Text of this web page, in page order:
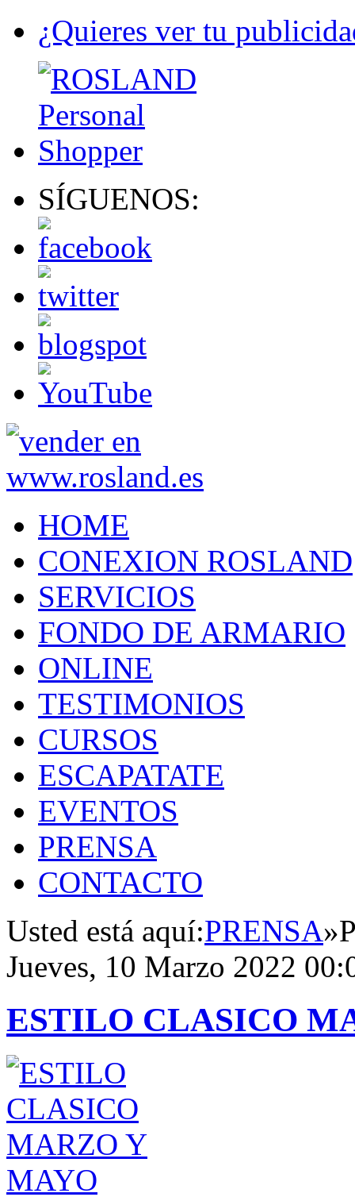
¿Quieres ver tu
SÍGUENOS:
HOME
CONEXION ROSLAND
SERVICIOS
FONDO DE ARMARIO
ONLINE
TESTIMONIOS
CURSOS
ESCAPATATE
EVENTOS
PRENSA
CONTACTO
Usted está aquí:PRENSA»
Jueves, 10 Marzo 2022
ESTILO CLASICO